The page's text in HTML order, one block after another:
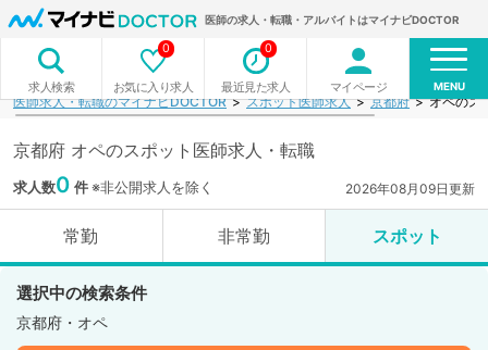
医師の求人・転職・アルバイトはマイナビDOCTOR
求人検索 お気に入り求人
0
最近見た求人
0
マイページ MENU
医師求人・転職のマイナビDOCTOR スポット医師求人 京都府 オペのス
京都府 オペのスポット医師求人・転職
求人数0 件※非公開求人を除く 2026年08月09日更新
常勤 非常勤 スポット
選択中の検索条件
京都府・オペ